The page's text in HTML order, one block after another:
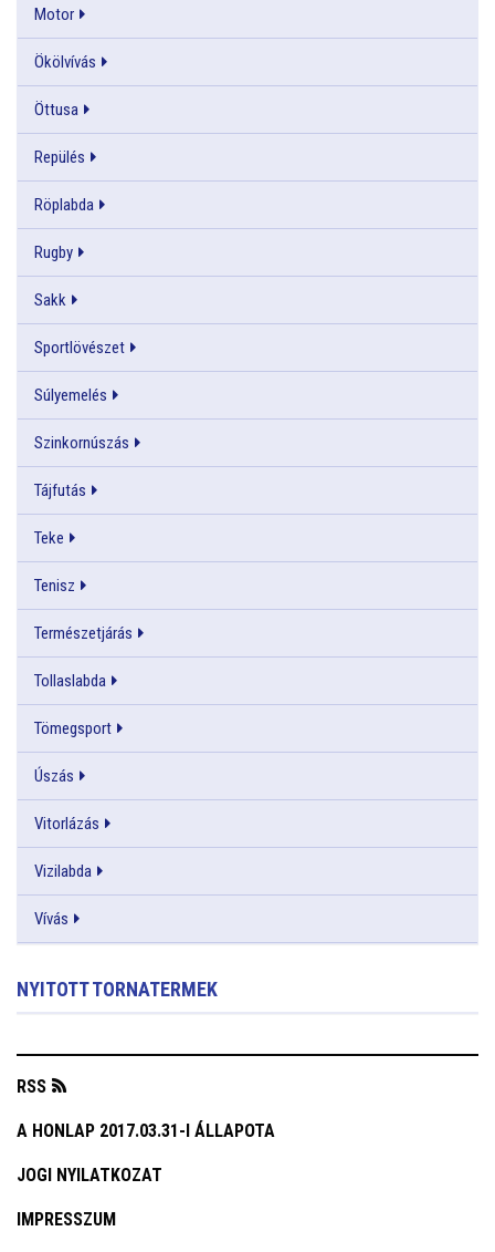
Motor
Ökölvívás
Öttusa
Repülés
Röplabda
Rugby
Sakk
Sportlövészet
Súlyemelés
Szinkornúszás
Tájfutás
Teke
Tenisz
Természetjárás
Tollaslabda
Tömegsport
Úszás
Vitorlázás
Vizilabda
Vívás
NYITOTT TORNATERMEK
RSS
A HONLAP 2017.03.31-I ÁLLAPOTA
JOGI NYILATKOZAT
IMPRESSZUM